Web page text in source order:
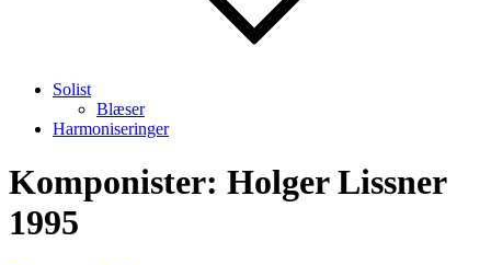
Solist
Blæser
Harmoniseringer
Komponister: Holger Lissner
1995